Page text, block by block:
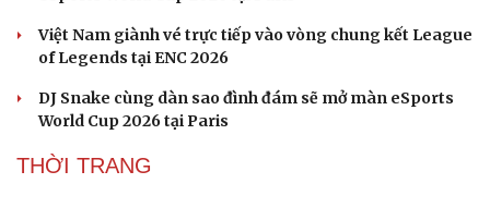
Team Flash PUBG Mobile hiên ngang giành vé
vào thẳng Grand Finals tại EWC 2026
Team Flash xuất quân chinh phục eSports World Cup
với mũi đinh ba HOK-PUBG-Cờ vua